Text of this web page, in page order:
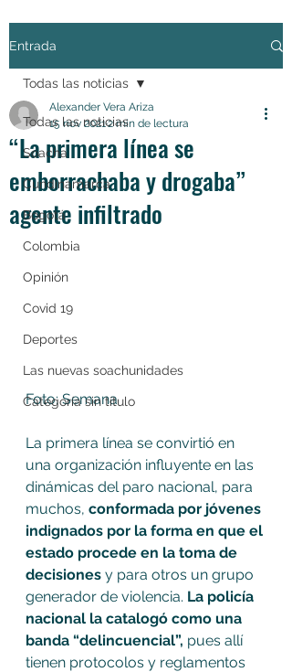
Entrada
Todas las noticias
Soacha
Cundinamarca
Bogotá
Colombia
Opinión
Covid 19
Deportes
Las nuevas soachunidades
Categoría sin título
Todas las noticias
“La primera línea se
emborrachaba y drogaba”
agente infiltrado
Alexander Vera Ariza
15 nov 20212 min de lectura
Foto: Semana
La primera línea se convirtió en
una organización influyente en las
dinámicas del paro nacional, para
muchos, conformada por jóvenes
indignados por la forma en que el
estado procede en la toma de
decisiones y para otros un grupo
generador de violencia. La policía
nacional la catalogó como una
banda “delincuencial”, pues allí
tienen protocolos y reglamentos